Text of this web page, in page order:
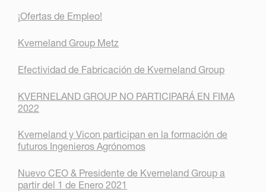
¡Ofertas de Empleo!
Kverneland Group Metz
Efectividad de Fabricación de Kverneland Group
KVERNELAND GROUP NO PARTICIPARÁ EN FIMA
2022
Kverneland y Vicon participan en la formación de
futuros Ingenieros Agrónomos
Nuevo CEO & Presidente de Kverneland Group a
partir del 1 de Enero 2021